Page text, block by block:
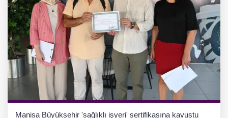
Manisa Büyükşehir 'sağlıklı işyeri' sertifikasına kavuştu